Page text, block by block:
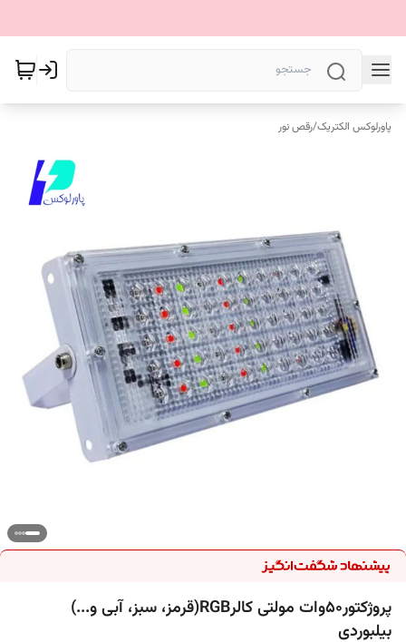
پاورلوکس الکتریک/رقص نور
پروژکتور50وات مولتی کالرRGB(قرمز، سبز، آبی و...)
بیلبوردی